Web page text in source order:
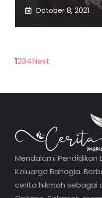
October 8, 2021
1234Next
Mendalami Pendidikan
Keluarga Bahagia.
cerita hikmah sebagai